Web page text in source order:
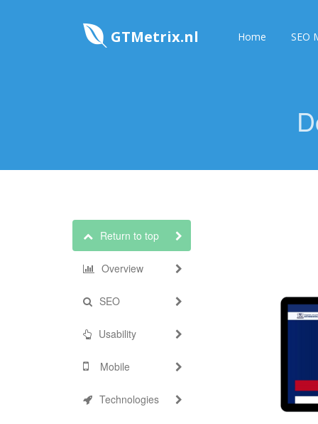
GTMetrix.nl Home SEO
Return to top
Overview
SEO
Usability
Mobile
Technologies